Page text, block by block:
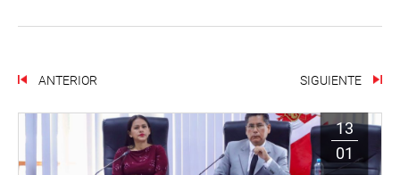
ANTERIOR SIGUIENTE
13
01